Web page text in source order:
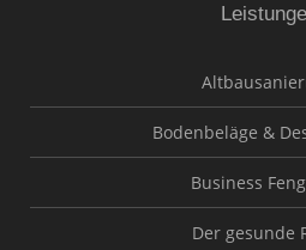
Bodenbeläge &
Business
Der gesunde